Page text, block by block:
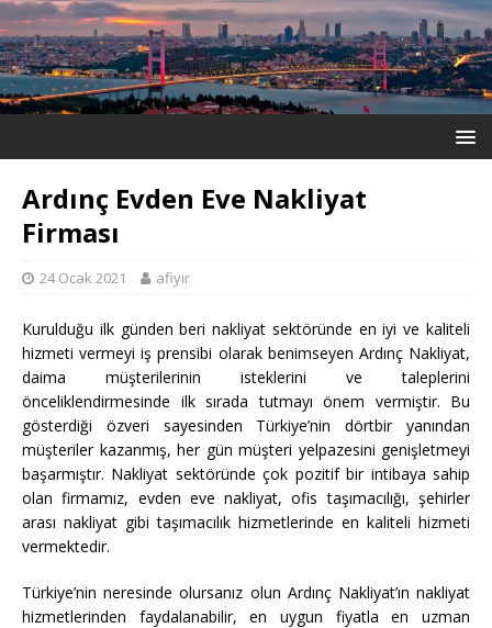
Ardınç Evden Eve Nakliyat
Firması
24 Ocak 2021 afiyir
Kurulduğu ilk günden beri nakliyat sektöründe en iyi ve kaliteli
hizmeti vermeyi iş prensibi olarak benimseyen Ardınç Nakliyat,
daima müşterilerinin isteklerini ve taleplerini
önceliklendirmesinde ilk sırada tutmayı önem vermiştir. Bu
gösterdiği özveri sayesinden Türkiye’nin dörtbir yanından
müşteriler kazanmış, her gün müşteri yelpazesini genişletmeyi
başarmıştır. Nakliyat sektöründe çok pozitif bir intibaya sahip
olan firmamız, evden eve nakliyat, ofis taşımacılığı, şehirler
arası nakliyat gibi taşımacılık hizmetlerinde en kaliteli hizmeti
vermektedir.
Türkiye’nin neresinde olursanız olun Ardınç Nakliyat’ın nakliyat
hizmetlerinden faydalanabilir, en uygun fiyatla en uzman